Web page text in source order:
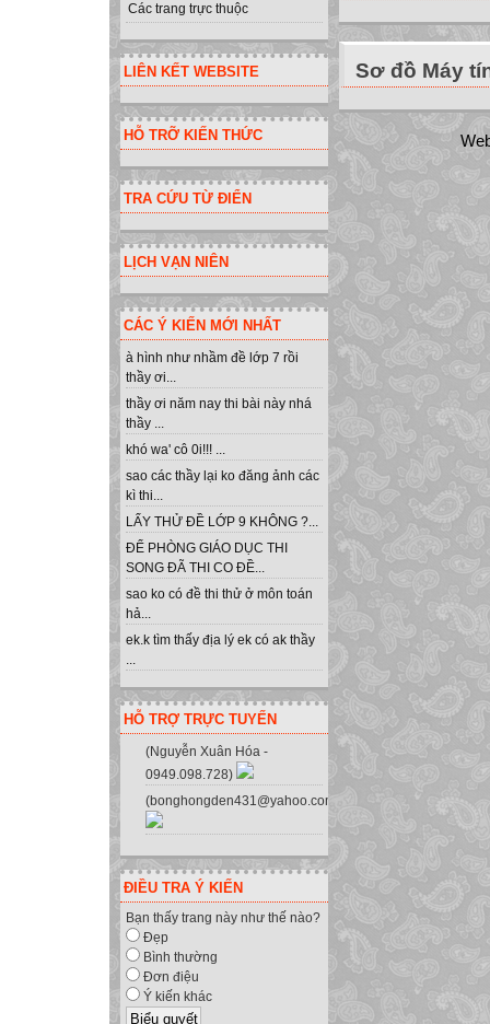
Các trang trực thuộc
LIÊN KẾT WEBSITE
HỖ TRỠ KIẾN THỨC
TRA CỨU TỪ ĐIỂN
LỊCH VẠN NIÊN
CÁC Ý KIẾN MỚI NHẤT
à hình như nhầm đề lớp 7 rồi
thầy ơi...
thầy ơi năm nay thi bài này nhá
thầy ...
khó wa' cô 0i!!! ...
sao các thầy lại ko đăng ảnh các
kì thi...
LẤY THỬ ĐỀ LỚP 9 KHÔNG ?...
ĐỂ PHÒNG GIÁO DỤC THI
SONG ĐÃ THI CO ĐỀ...
sao ko có đề thi thử ở môn toán
hả...
ek.k tìm thấy địa lý ek có ak thầy
...
HỖ TRỢ TRỰC TUYẾN
(Nguyễn Xuân Hóa -
0949.098.728)
(bonghongden431@yahoo.com.vn)
ĐIỀU TRA Ý KIẾN
Bạn thấy trang này như thế nào?
Đẹp
Bình thường
Đơn điệu
Ý kiến khác
Sơ đồ Máy